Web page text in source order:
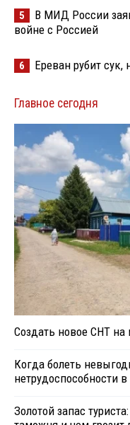
5
В МИД России
войне с Россией
6 Ереван рубит сук,
Главное сегодня
Создать новое СНТ на
Когда болеть
нетрудоспособности в
Золотой запас